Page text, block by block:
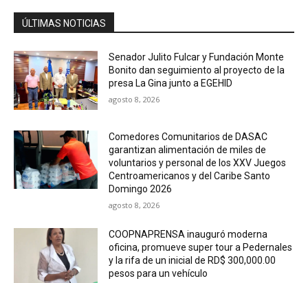
ÚLTIMAS NOTICIAS
Senador Julito Fulcar y Fundación Monte
Bonito dan seguimiento al proyecto de la
presa La Gina junto a EGEHID
agosto 8, 2026
Comedores Comunitarios de DASAC
garantizan alimentación de miles de
voluntarios y personal de los XXV Juegos
Centroamericanos y del Caribe Santo
Domingo 2026
agosto 8, 2026
COOPNAPRENSA inauguró moderna
oficina, promueve super tour a Pedernales
y la rifa de un inicial de RD$ 300,000.00
pesos para un vehículo